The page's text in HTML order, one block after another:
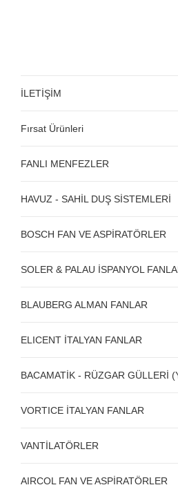
İLETİŞİM
Fırsat Ürünleri
FANLI MENFEZLER
HAVUZ - SAHİL DUŞ SİSTEMLERİ
BOSCH FAN VE ASPİRATÖRLER
SOLER & PALAU İSPANYOL
BLAUBERG ALMAN FANLAR
ELICENT İTALYAN FANLAR
BACAMATİK - RÜZGAR GÜLLERİ
VORTICE İTALYAN FANLAR
VANTİLATÖRLER
AIRCOL FAN VE ASPİRATÖRLER